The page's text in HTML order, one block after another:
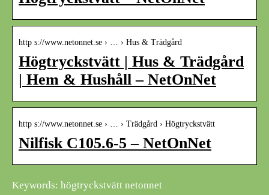
http s://www.netonnet.se › … › Hus & Trädgård
Högtryckstvätt | Hus & Trädgård
| Hem & Hushåll – NetOnNet
http s://www.netonnet.se › … › Trädgård › Högtryckstvätt
Nilfisk C105.6-5 – NetOnNet
Keywords: högtryckstvätt netonnet